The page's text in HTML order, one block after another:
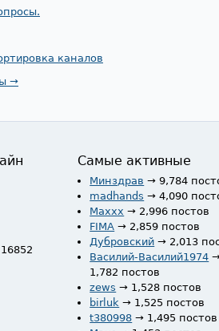
каналов
→
Самые активные
Минздрав → 9,784
madhands → 4,090
Maxxx → 2,996 постов
FIMA → 2,859 постов
Дубровский → 2,013
Василий-Василий1974
1,782 постов
zews → 1,528 постов
birluk → 1,525 постов
t380998 → 1,495 постов